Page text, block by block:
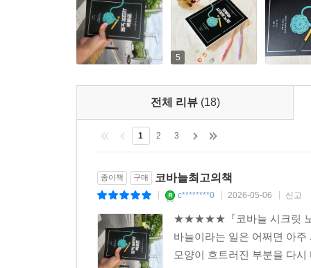
5
전체 리뷰 (18)
1 2 3
종이책 구매 코바늘최고의책
c********0 2026-05-06 신고
★★★★★『코바늘 시크릿 노
바늘이라는 일은 어쩌면 아
모양이 흐트러진 부분을 다